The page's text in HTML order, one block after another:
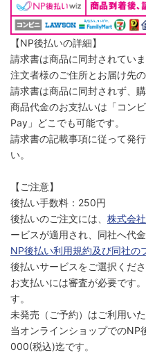
【NP後払いの詳細】
請求書は商品に同封されてい
注文者様のご住所とお届け先
請求書は商品に同封されず、
商品代金のお支払いは「コン
Pay」どこでも可能です。
請求書の記載事項に従って発
い。
【ご注意】
後払い手数料：250円
後払いのご注文には、 株式会
ービスが適用され、同社へ代
NP後払い利用規約及び同社の
後払いサービスをご選択くださ
お支払いには審査が必要です
す。
未発売（ご予約）はご利用いた
当オンラインショップでのNP
000(税込)迄です。